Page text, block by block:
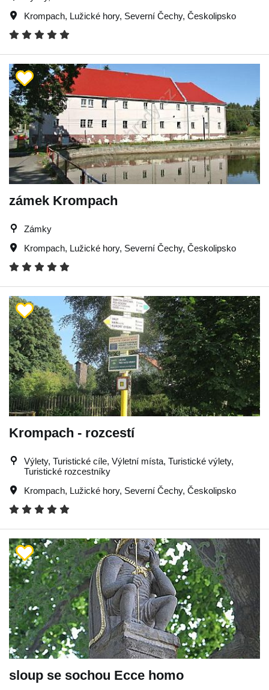
Krompach, Lužické hory, Severní Čechy, Českolipsko
zámek Krompach
Zámky
Krompach, Lužické hory, Severní Čechy, Českolipsko
Krompach - rozcestí
Výlety, Turistické cíle, Výletní místa, Turistické výlety,
Turistické rozcestníky
Krompach, Lužické hory, Severní Čechy, Českolipsko
sloup se sochou Ecce homo